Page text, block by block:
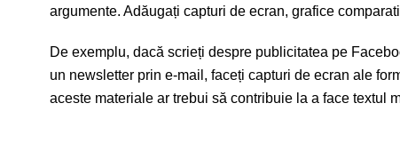
argumente. Adăugați capturi de ecran, grafice
De exemplu, dacă scrieți despre publicitatea pe
un newsletter prin e-mail, faceți capturi de ecran ale
aceste materiale ar trebui să contribuie la a face textul